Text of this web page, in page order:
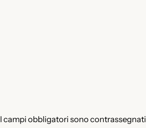
I campi obbligatori sono contrassegnati